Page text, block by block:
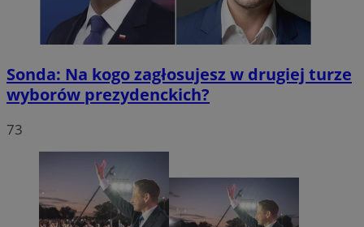
Sonda: Na kogo zagłosujesz w drugiej turze
wyborów prezydenckich?
73